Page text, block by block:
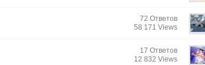
72 Ответов
58 171 Views
17 Ответов
12 832 Views